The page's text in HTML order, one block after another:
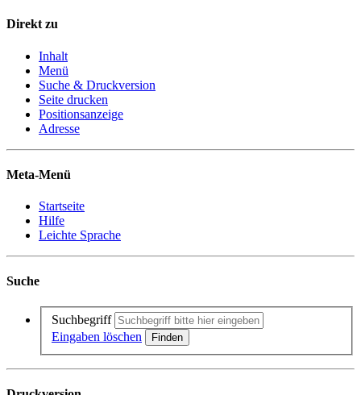
Direkt zu
Inhalt
Menü
Suche & Druckversion
Seite drucken
Positionsanzeige
Adresse
Meta-Menü
Startseite
Hilfe
Leichte Sprache
Suche
Suchbegriff
Eingaben löschen